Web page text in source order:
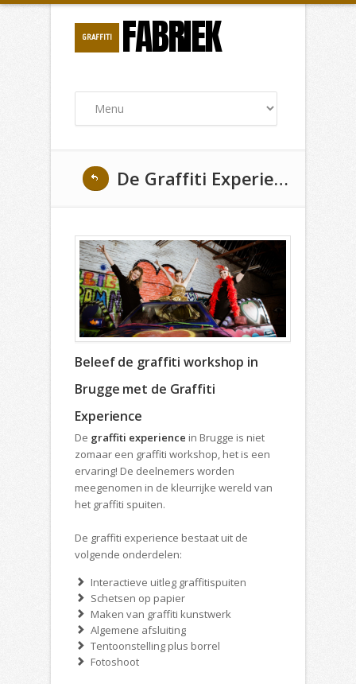
GRAFFITI FABRIEK
De Graffiti Experience in Brugge
Beleef de graffiti workshop in
Brugge met de Graffiti
Experience
De graffiti experience in Brugge is niet
zomaar een graffiti workshop, het is een
ervaring! De deelnemers worden
meegenomen in de kleurrijke wereld van
het graffiti spuiten.
De graffiti experience bestaat uit de
volgende onderdelen:
Interactieve uitleg graffitispuiten
Schetsen op papier
Maken van graffiti kunstwerk
Algemene afsluiting
Tentoonstelling plus borrel
Fotoshoot